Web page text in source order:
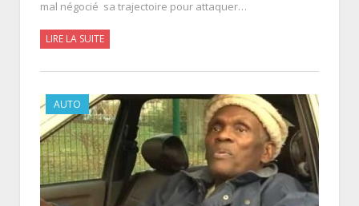
mal négocié sa trajectoire pour attaquer…
LIRE LA SUITE
AUTO